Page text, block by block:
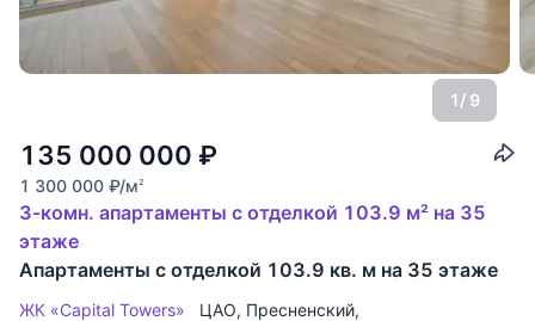
1/ 9
135 000 000 ₽
1 300 000 ₽/м2
3-комн. апартаменты с отделкой 103.9 м² на 35
этаже
Апартаменты с отделкой 103.9 кв. м на 35 этаже
ЖК «Capital Towers» ЦАО, Пресненский,